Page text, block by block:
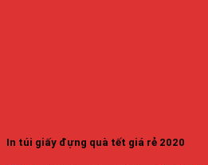
In túi giấy đựng quà tết giá rẻ 2020